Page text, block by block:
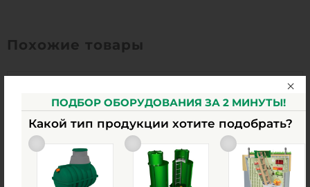
Похожие товары
ПОДБОР ОБОРУДОВАНИЯ ЗА 2 МИНУТЫ!
Какой тип продукции хотите подобрать?